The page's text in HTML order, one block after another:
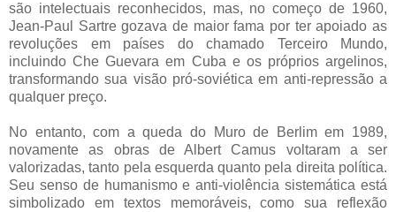
são intelectuais reconhecidos, mas, no começo de 1960,
Jean-Paul Sartre gozava de maior fama por ter apoiado as
revoluções em países do chamado Terceiro Mundo,
incluindo Che Guevara em Cuba e os próprios argelinos,
transformando sua visão pró-soviética em anti-repressão a
qualquer preço.
No entanto, com a queda do Muro de Berlim em 1989,
novamente as obras de Albert Camus voltaram a ser
valorizadas, tanto pela esquerda quanto pela direita política.
Seu senso de humanismo e anti-violência sistemática está
simbolizado em textos memoráveis, como sua reflexão